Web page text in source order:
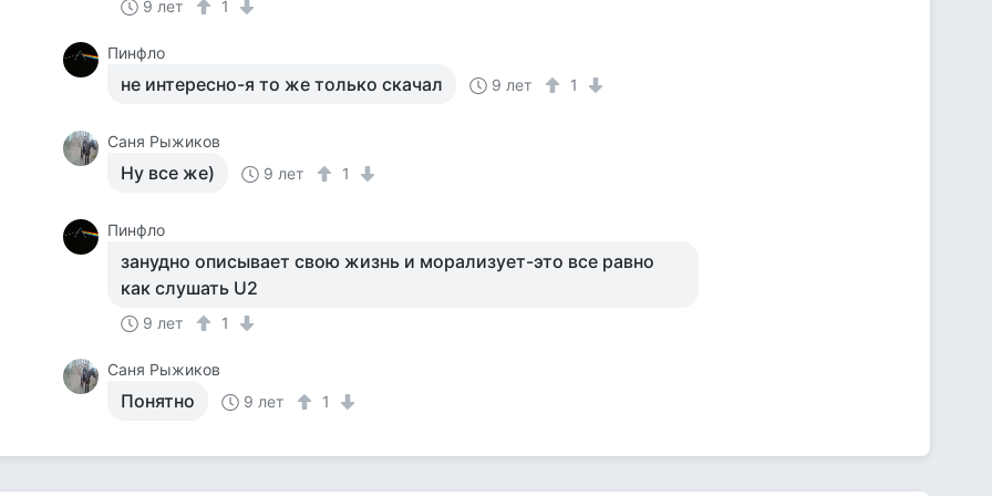
9 лет 1
Пинфло
не интересно-я то же только скачал 9 лет 1
Саня Рыжиков
Ну все же) 9 лет 1
Пинфло
занудно описывает свою жизнь и морализует-это все равно
как слушать U2
9 лет 1
Саня Рыжиков
Понятно 9 лет 1